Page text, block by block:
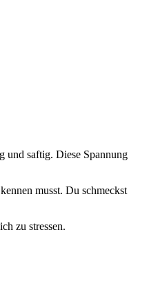
und saftig. Diese Spannung
musst. Du schmeckst
zu stressen.